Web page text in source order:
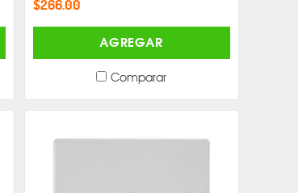
$266.00
AGREGAR
Comparar